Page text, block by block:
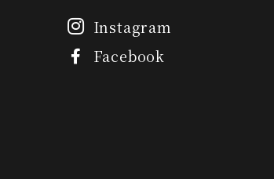
Instagram
Facebook